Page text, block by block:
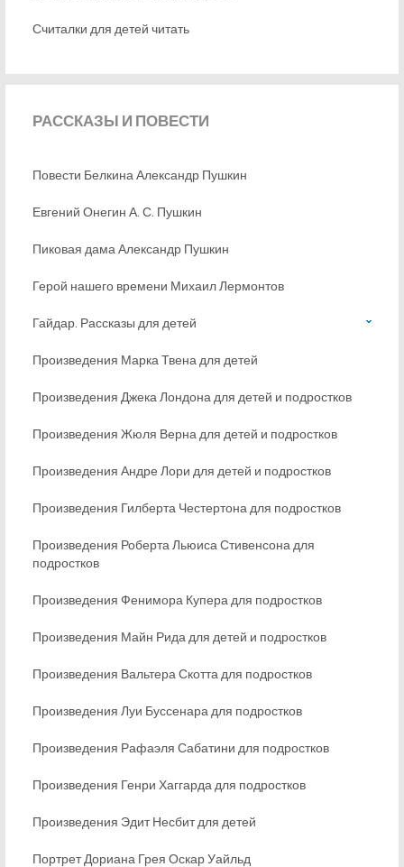
Считалки для детей читать
РАССКАЗЫ И ПОВЕСТИ
Повести Белкина Александр Пушкин
Евгений Онегин А. С. Пушкин
Пиковая дама Александр Пушкин
Герой нашего времени Михаил Лермонтов
Гайдар. Рассказы для детей
Произведения Марка Твена для детей
Произведения Джека Лондона для детей и подростков
Произведения Жюля Верна для детей и подростков
Произведения Андре Лори для детей и подростков
Произведения Гилберта Честертона для подростков
Произведения Роберта Льюиса Стивенсона для
подростков
Произведения Фенимора Купера для подростков
Произведения Майн Рида для детей и подростков
Произведения Вальтера Скотта для подростков
Произведения Луи Буссенара для подростков
Произведения Рафаэля Сабатини для подростков
Произведения Генри Хаггарда для подростков
Произведения Эдит Несбит для детей
Портрет Дориана Грея Оскар Уайльд